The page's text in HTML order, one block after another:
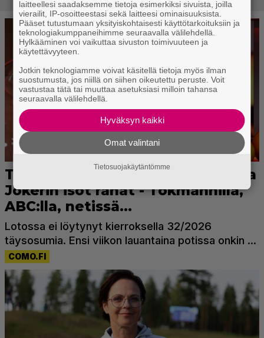
laitteellesi saadaksemme tietoja esimerkiksi sivuista, joilla
vierailit, IP-osoitteestasi sekä laitteesi ominaisuuksista.
Pääset tutustumaan yksityiskohtaisesti käyttötarkoituksiin ja
teknologiakumppaneihimme seuraavalla välilehdellä.
Hylkääminen voi vaikuttaa sivuston toimivuuteen ja
käytettävyyteen.
Jotkin teknologiamme voivat käsitellä tietoja myös ilman
suostumusta, jos niillä on siihen oikeutettu peruste. Voit
vastustaa tätä tai muuttaa asetuksiasi milloin tahansa
seuraavalla välilehdellä.
Hyväksyn kaikki
Omat valintani
Tietosuojakäytäntömme